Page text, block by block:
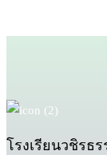
โรงเรียนวชิรธ